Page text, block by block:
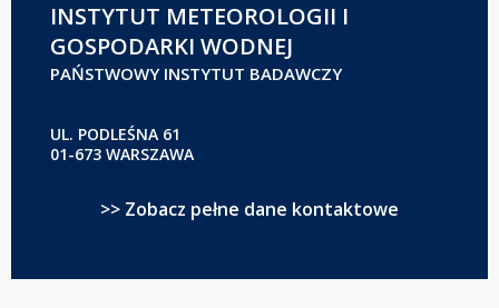
INSTYTUT METEOROLOGII I
GOSPODARKI WODNEJ
PAŃSTWOWY INSTYTUT BADAWCZY
UL. PODLEŚNA 61
01-673 WARSZAWA
>> Zobacz pełne dane kontaktowe